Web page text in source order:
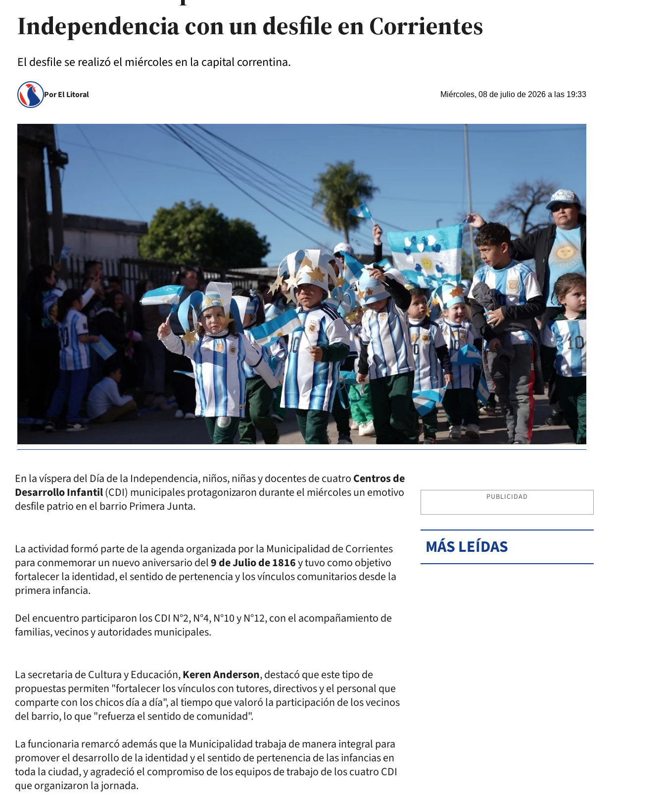
Independencia con un desfile en Corrientes
El desfile se realizó el miércoles en la capital correntina.
Por El Litoral Miércoles, 08 de julio de 2026 a las 19:33
En la víspera del Día de la Independencia, niños, niñas y docentes de cuatroCentros de
Desarrollo Infantil(CDI) municipales protagonizaron durante el miércoles un emotivo
desfile patrio en el barrio Primera Junta.
La actividad formó parte de la agenda organizada por la Municipalidad de Corrientes
para conmemorar un nuevo aniversario del9 de Julio de 1816y tuvo como objetivo
fortalecer la identidad, el sentido de pertenencia y los vínculos comunitarios desde la
primera infancia.
Del encuentro participaron los CDI N°2, N°4, N°10 y N°12, con el acompañamiento de
familias, vecinos y autoridades municipales.
La secretaria de Cultura y Educación,Keren Anderson, destacó que este tipo de
propuestas permiten "fortalecer los vínculos con tutores, directivos y el personal que
comparte con los chicos día a día", al tiempo que valoró la participación de los vecinos
del barrio, lo que "refuerza el sentido de comunidad".
La funcionaria remarcó además que la Municipalidad trabaja de manera integral para
promover el desarrollo de la identidad y el sentido de pertenencia de las infancias en
toda la ciudad, y agradeció el compromiso de los equipos de trabajo de los cuatro CDI
que organizaron la jornada.
PUBLICIDAD
MÁS LEÍDAS